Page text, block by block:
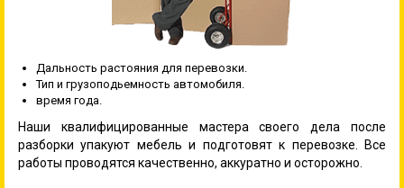
Дальность растояния для перевозки.
Тип и грузоподьемность автомобиля.
время года.
Наши квалифицированные мастера своего дела после
разборки упакуют мебель и подготовят к перевозке. Все
работы проводятся качественно, аккуратно и осторожно.